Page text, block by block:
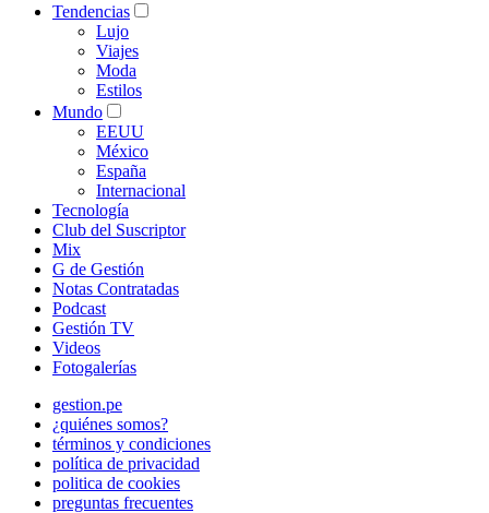
Tendencias
Lujo
Viajes
Moda
Estilos
Mundo
EEUU
México
España
Internacional
Tecnología
Club del Suscriptor
Mix
G de Gestión
Notas Contratadas
Podcast
Gestión TV
Videos
Fotogalerías
gestion.pe
¿quiénes somos?
términos y condiciones
política de privacidad
politica de cookies
preguntas frecuentes